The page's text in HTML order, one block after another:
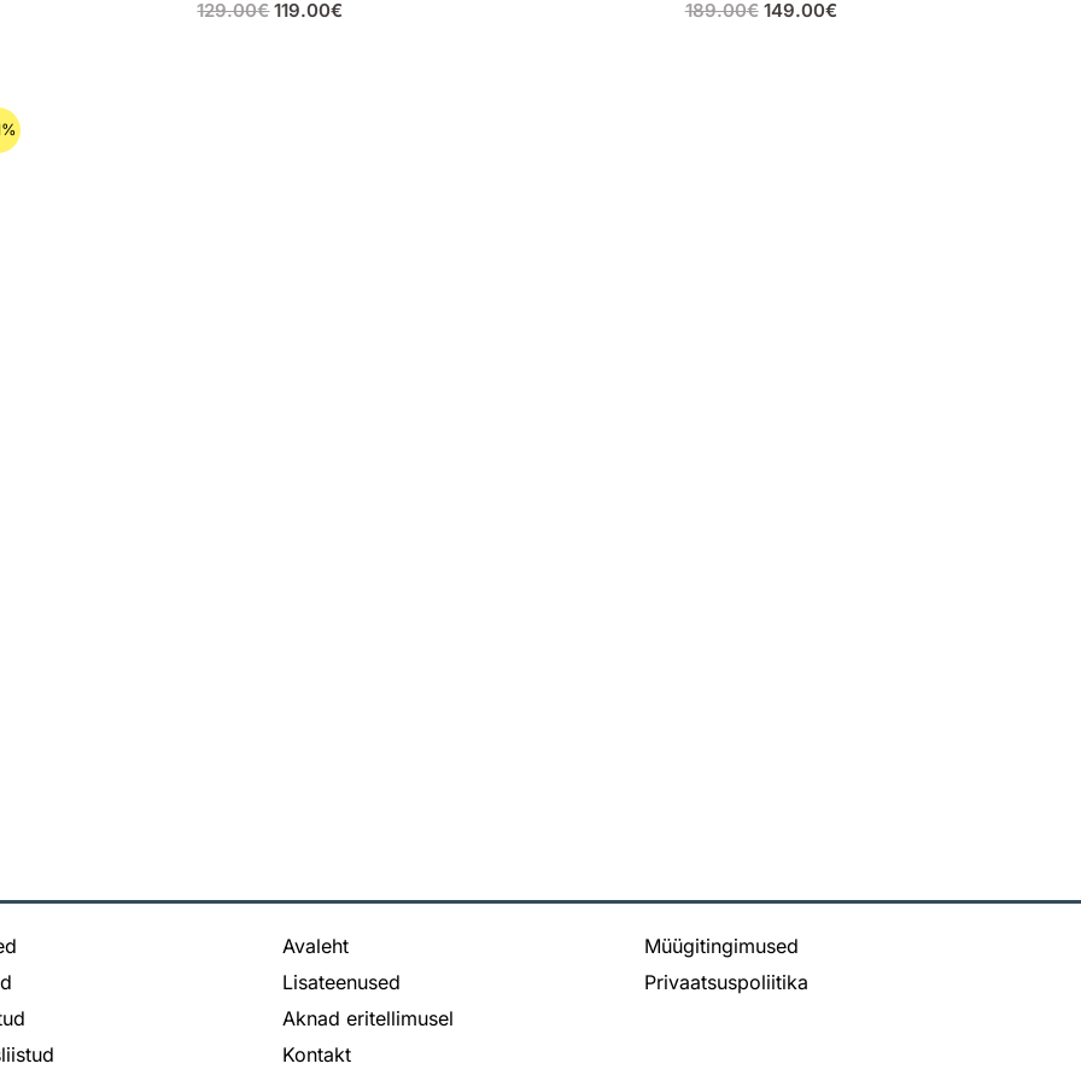
129.00€ 119.00€ 189.00€ 149.00€
Avaleht
Lisateenused
Aknad eritellimusel
Kontakt
Müügitingimused
Privaatsuspoliitika